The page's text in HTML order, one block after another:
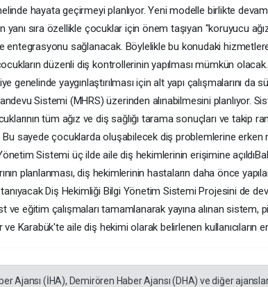
hayata geçirmeyi planlıyor. Yeni modelle birlikte
yanı sıra özellikle çocuklar için önem taşıyan "koruyucu
entegrasyonu sağlanacak. Böylelikle bu konudaki
düzenli diş kontrollerinin yapılması mümkün
genelinde yaygınlaştırılması için alt yapı çalışmalarını da
Sistemi (MHRS) üzerinden alınabilmesini planlıyor.
tüm ağız ve diş sağlığı tarama sonuçları ve takip
sayede çocuklarda oluşabilecek diş problemlerine erken
Sistemi üç ilde aile diş hekimlerinin erişimine
planlanması, diş hekimlerinin hastaların daha önce
Diş Hekimliği Bilgi Yönetim Sistemi Projesini de
ve eğitim çalışmaları tamamlanarak yayına alınan sistem,
Karabük'te aile diş hekimi olarak belirlenen kullanıcıların
Ajansı (İHA), Demirören Haber Ajansı (DHA) ve diğer